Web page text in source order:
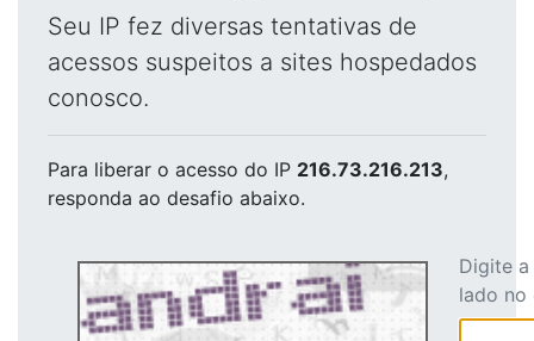
Seu IP fez diversas tentativas de
acessos suspeitos a sites hospedados
conosco.
Para liberar o acesso do IP 216.73.216.213,
responda ao desafio abaixo.
Digite
lado no